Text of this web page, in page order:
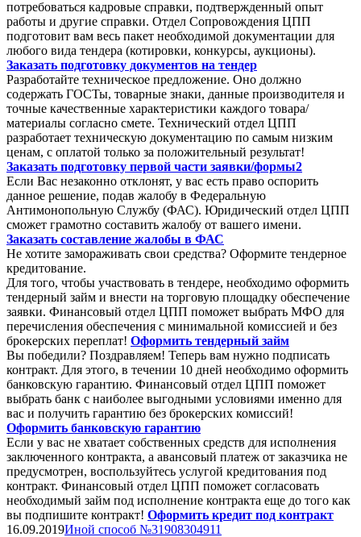
потребоваться кадровые справки, подтвержденный опыт
работы и другие справки. Отдел Сопровождения ЦПП
подготовит вам весь пакет необходимой документации для
любого вида тендера (котировки, конкурсы, аукционы).
Заказать подготовку документов на тендер
Разработайте техническое предложение. Оно должно
содержать ГОСТы, товарные знаки, данные производителя и
точные качественные характеристики каждого товара/
материалы согласно смете. Технический отдел ЦПП
разработает техническую документацию по самым низким
ценам, с оплатой только за положительный результат!
Заказать подготовку первой части заявки/формы2
Если Вас незаконно отклонят, у вас есть право оспорить
данное решение, подав жалобу в Федеральную
Антимонопольную Службу (ФАС). Юридический отдел ЦПП
сможет грамотно составить жалобу от вашего имени.
Заказать составление жалобы в ФАС
Не хотите замораживать свои средства? Оформите тендерное
кредитование.
Для того, чтобы участвовать в тендере, необходимо оформить
тендерный займ и внести на торговую площадку обеспечение
заявки. Финансовый отдел ЦПП поможет выбрать МФО для
перечисления обеспечения с минимальной комиссией и без
брокерских переплат! Оформить тендерный займ
Вы победили? Поздравляем! Теперь вам нужно подписать
контракт. Для этого, в течении 10 дней необходимо оформить
банковскую гарантию. Финансовый отдел ЦПП поможет
выбрать банк с наиболее выгодными условиями именно для
вас и получить гарантию без брокерских комиссий!
Оформить банковскую гарантию
Если у вас не хватает собственных средств для исполнения
заключенного контракта, а авансовый платеж от заказчика не
предусмотрен, воспользуйтесь услугой кредитования под
контракт. Финансовый отдел ЦПП поможет согласовать
необходимый займ под исполнение контракта еще до того как
вы подпишите контракт! Оформить кредит под контракт
16.09.2019Иной способ №31908304911